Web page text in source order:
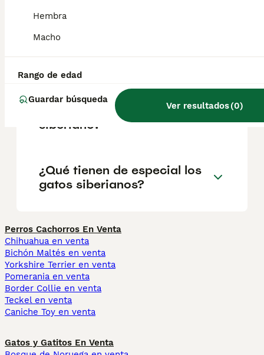
Hembra
Macho
Rango de edad
Guardar búsqueda
Ver resultados(0)
¿Cuánto vale un gato
siberiano?
¿Qué tienen de especial los
gatos siberianos?
Perros Cachorros En Venta
Chihuahua en venta
Bichón Maltés en venta
Yorkshire Terrier en venta
Pomerania en venta
Border Collie en venta
Teckel en venta
Caniche Toy en venta
Gatos y Gatitos En Venta